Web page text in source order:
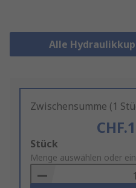
Alle
Zwischensumme (1
Add
to
Basket
Stück
Menge auswählen oder